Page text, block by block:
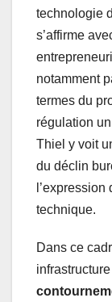
technologie
s’affirme
notamment
termes du
régulation
Thiel y voit
du déclin
technique.
Dans ce